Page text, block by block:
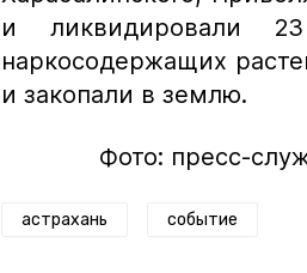
и ликвидировали 23
наркосодержащих
и закопали в землю.
Фото: пресс-
астрахань событие